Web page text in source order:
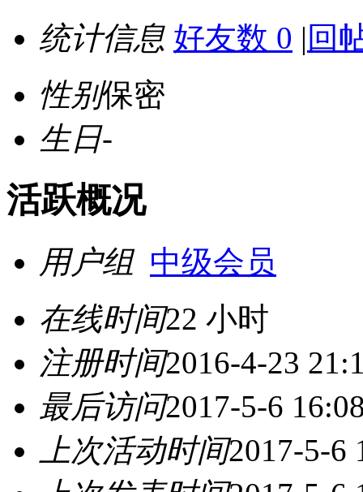
统计信息 好友数 0 | 回
性别保密
生日-
活跃概况
用户组 中级会员
在线时间22 小时
注册时间2016-4-23
最后访问2017-5-6
上次活动时间2017-5-6